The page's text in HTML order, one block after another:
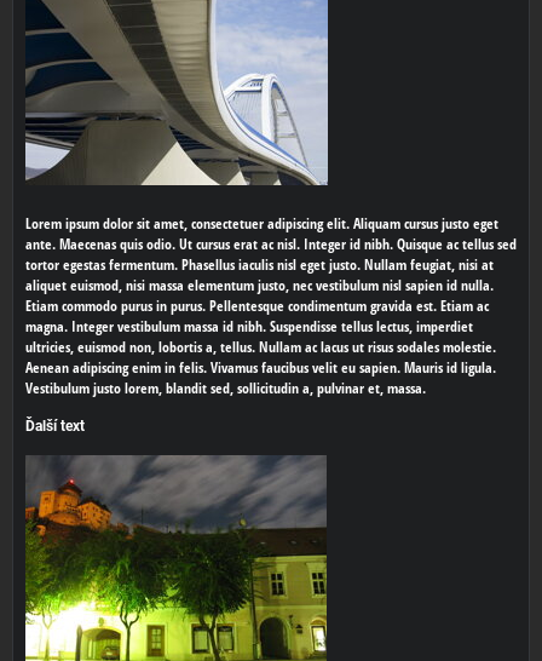
Lorem ipsum dolor sit amet, consectetuer adipiscing elit. Aliquam cursus justo eget
ante. Maecenas quis odio. Ut cursus erat ac nisl. Integer id nibh. Quisque ac tellus sed
tortor egestas fermentum. Phasellus iaculis nisl eget justo. Nullam feugiat, nisi at
aliquet euismod, nisi massa elementum justo, nec vestibulum nisl sapien id nulla.
Etiam commodo purus in purus. Pellentesque condimentum gravida est. Etiam ac
magna. Integer vestibulum massa id nibh. Suspendisse tellus lectus, imperdiet
ultricies, euismod non, lobortis a, tellus. Nullam ac lacus ut risus sodales molestie.
Aenean adipiscing enim in felis. Vivamus faucibus velit eu sapien. Mauris id ligula.
Vestibulum justo lorem, blandit sed, sollicitudin a, pulvinar et, massa.
Ďalší text